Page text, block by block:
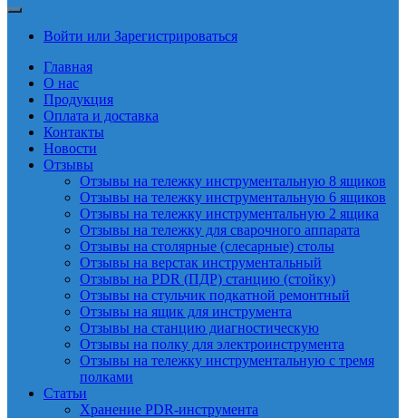
Войти или Зарегистрироваться
Главная
О нас
Продукция
Оплата и доставка
Контакты
Новости
Отзывы
Отзывы на тележку инструментальную 8 ящиков
Отзывы на тележку инструментальную 6 ящиков
Отзывы на тележку инструментальную 2 ящика
Отзывы на тележку для сварочного аппарата
Отзывы на столярные (слесарные) столы
Отзывы на верстак инструментальный
Отзывы на PDR (ПДР) станцию (стойку)
Отзывы на стульчик подкатной ремонтный
Отзывы на ящик для инструмента
Отзывы на станцию диагностическую
Отзывы на полку для электроинструмента
Отзывы на тележку инструментальную с тремя
полками
Статьи
Хранение PDR-инструмента